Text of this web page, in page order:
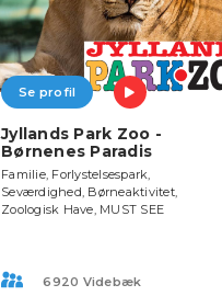
Se profil
Jyllands Park Zoo -
Børnenes Paradis
Familie, Forlystelsespark,
Seværdighed, Børneaktivitet,
Zoologisk Have, MUST SEE
6920 Videbæk